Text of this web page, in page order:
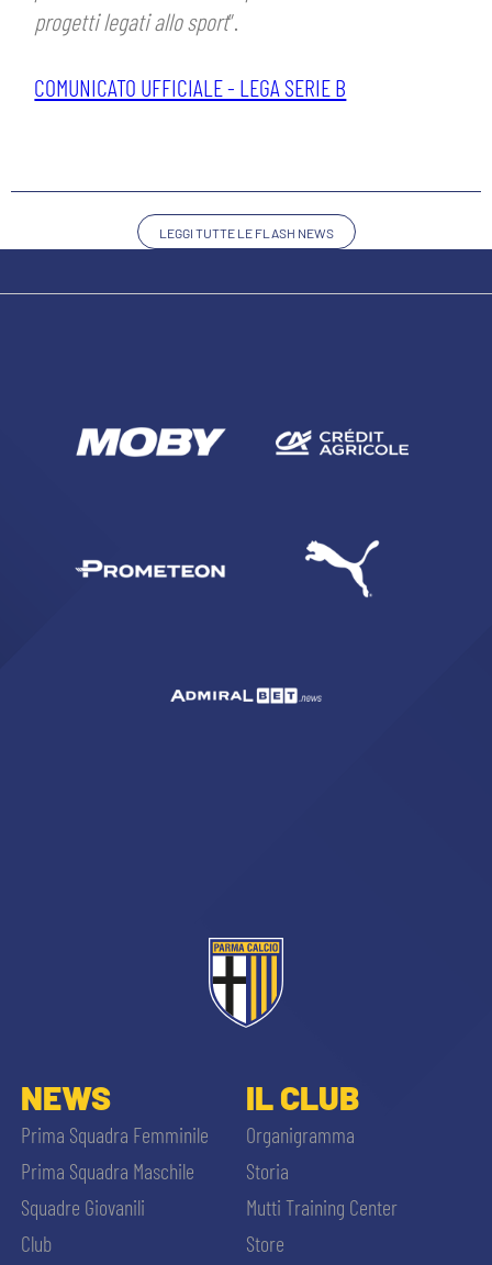
progetti legati allo sport”.
COMUNICATO UFFICIALE - LEGA SERIE B
LEGGI TUTTE LE FLASH NEWS
NEWS
Prima Squadra Femminile
Prima Squadra Maschile
Squadre Giovanili
Club
IL CLUB
Organigramma
Storia
Mutti Training Center
Store